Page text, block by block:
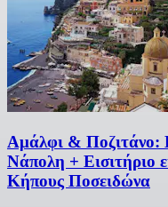
Αμάλφι & Ποζιτάνο:
Νάπολη + Εισιτήριο
Κήπους Ποσειδώνα